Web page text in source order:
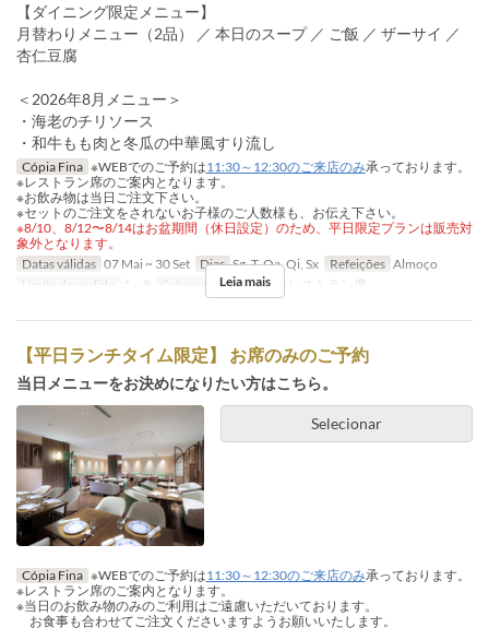
【ダイニング限定メニュー】
月替わりメニュー（2品） ／ 本日のスープ ／ ご飯 ／ ザーサイ ／
杏仁豆腐
＜2026年8月メニュー＞
・海老のチリソース
・和牛もも肉と冬瓜の中華風すり流し
Cópia Fina ※WEBでのご予約は11:30～12:30のご来店のみ承っております。
※レストラン席のご案内となります。
※お飲み物は当日ご注文下さい。
※セットのご注文をされないお子様のご人数様も、お伝え下さい。
※8/10、8/12〜8/14はお盆期間（休日設定）のため、平日限定プランは販売対
象外となります。
Datas válidas 07 Mai ~ 30 Set Dias Sg, T, Qa, Qi, Sx Refeições Almoço
Limite de pedido
1 ~ 8 Categoria de Assento レストラン席
Leia mais
【平日ランチタイム限定】 お席のみのご予約
当日メニューをお決めになりたい方はこちら。
Selecionar
Cópia Fina ※WEBでのご予約は11:30～12:30のご来店のみ承っております。
※レストラン席のご案内となります。
※当日のお飲み物のみのご利用はご遠慮いただいております。
お食事も合わせてご注文くださいますようお願いいたします。